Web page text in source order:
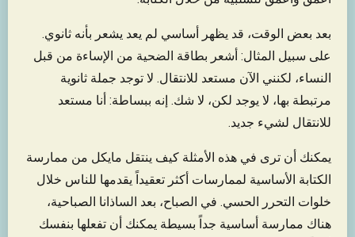
بعد بعض الوقت، قد يظهر أساسي لم يعد يشعر بأنه ثانوي.
على سبيل المثال: أشعر بطاقة الضحية من الإساءة من قبل
النساء، لكنني الآن مستعد للانتقال. لا توجد جملة ثانوية
مرتبطة بها، لا يوجد لكن، لا شك. إنه ببساطة: أنا مستعد
للانتقال لشيء جديد.
يمكنك أن ترى في هذه الأمثلة كيف ينتقل مايكل من ممارسة
الكتابة الأساسية لممارسات أكثر تعقيداً يقدمها للناس خلال
خلوات التحرر الحسي. في الصباح، بعد الساذانا الصباحية،
هناك ممارسة أساسية جداً بسيطة يمكنك أن تفعلها بنفسك